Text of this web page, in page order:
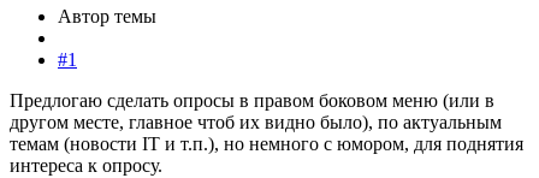
Автор темы
#1
Предлогаю сделать опросы в правом боковом меню (или в
другом месте, главное чтоб их видно было), по актуальным
темам (новости IT и т.п.), но немного с юмором, для поднятия
интереса к опросу.